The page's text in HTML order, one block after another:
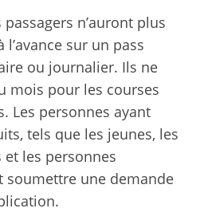
n’auront plus
l’avance sur un pass
ou journalier. Ils ne
mois pour les courses
Les personnes ayant
tels que les jeunes, les
les personnes
soumettre une demande